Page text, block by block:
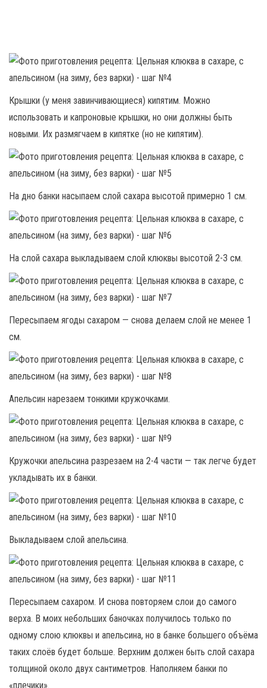
Крышки (у меня завинчивающиеся) кипятим. Можно
использовать и капроновые крышки, но они должны быть
новыми. Их размягчаем в кипятке (но не кипятим).
На дно банки насыпаем слой сахара высотой примерно 1 см.
На слой сахара выкладываем слой клюквы высотой 2-3 см.
Пересыпаем ягоды сахаром — снова делаем слой не менее 1
см.
Апельсин нарезаем тонкими кружочками.
Кружочки апельсина разрезаем на 2-4 части — так легче будет
укладывать их в банки.
Выкладываем слой апельсина.
Пересыпаем сахаром. И снова повторяем слои до самого
верха. В моих небольших баночках получилось только по
одному слою клюквы и апельсина, но в банке большего объёма
таких слоёв будет больше. Верхним должен быть слой сахара
толщиной около двух сантиметров. Наполняем банки по
«плечики».